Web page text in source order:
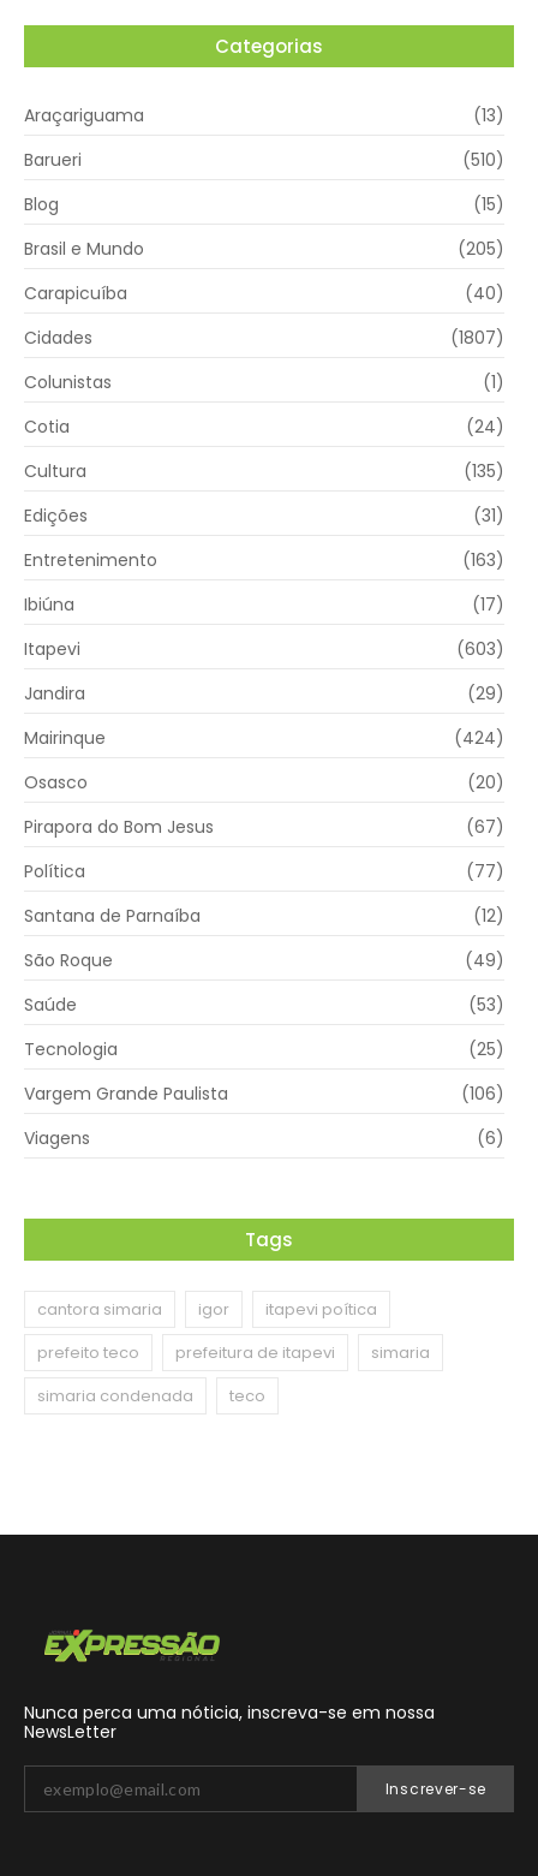
Categorias
Araçariguama
(13)
Barueri
(510)
Blog
(15)
Brasil e Mundo
(205)
Carapicuíba
(40)
Cidades
(1807)
Colunistas
(1)
Cotia
(24)
Cultura
(135)
Edições
(31)
Entretenimento
(163)
Ibiúna
(17)
Itapevi
(603)
Jandira
(29)
Mairinque
(424)
Osasco
(20)
Pirapora do Bom Jesus
(67)
Política
(77)
Santana de Parnaíba
(12)
São Roque
(49)
Saúde
(53)
Tecnologia
(25)
Vargem Grande Paulista
(106)
Viagens
(6)
Tags
cantora simaria igor
itapevi poítica
prefeito teco
prefeitura de itapevi
simaria
simaria condenada
teco
Nunca perca uma nóticia, inscreva-se em nossa
NewsLetter
Inscrever-se